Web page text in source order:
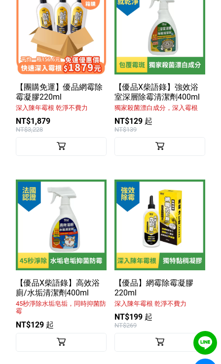
【團購免運】優品網霉除
霉凝膠220ml
深入陳年霉根 乾淨不費力
NT$1,879
NT$3,228
【優品X柴語錄】強效浴
室深層除霉清潔劑400ml
獨家殺菌漂白成分，深入霉根
NT$129 起
NT$139
【優品X柴語錄】高效浴
廁/水垢清潔劑400ml
45秒淨除水垢皂垢，同時抑菌防
霉
NT$129 起
【優品】網霉除霉凝膠
220ml
深入陳年霉根 乾淨不費力
NT$199 起
NT$269